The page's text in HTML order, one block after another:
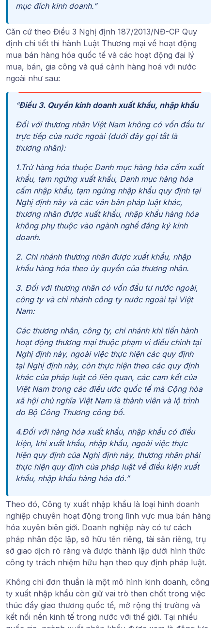
mục đích kinh doanh.”
Căn cứ theo Điều 3 Nghị định 187/2013/NĐ-CP Quy
định chi tiết thi hành Luật Thương mại về hoạt động
mua bán hàng hóa quốc tế và các hoạt động đại lý
mua, bán, gia công và quá cảnh hàng hoá với nước
ngoài như sau:
“Điều 3. Quyền kinh doanh xuất khẩu, nhập khẩu
Đối với thương nhân Việt Nam không có vốn đầu tư
trực tiếp của nước ngoài (dưới đây gọi tắt là
thương nhân):
1.Trừ hàng hóa thuộc Danh mục hàng hóa cấm xuất
khẩu, tạm ngừng xuất khẩu, Danh mục hàng hóa
cấm nhập khẩu, tạm ngừng nhập khẩu quy định tại
Nghị định này và các văn bản pháp luật khác,
thương nhân được xuất khẩu, nhập khẩu hàng hóa
không phụ thuộc vào ngành nghề đăng ký kinh
doanh.
2. Chi nhánh thương nhân được xuất khẩu, nhập
khẩu hàng hóa theo ủy quyền của thương nhân.
3. Đối với thương nhân có vốn đầu tư nước ngoài,
công ty và chi nhánh công ty nước ngoài tại Việt
Nam:
Các thương nhân, công ty, chi nhánh khi tiến hành
hoạt động thương mại thuộc phạm vi điều chỉnh tại
Nghị định này, ngoài việc thực hiện các quy định
tại Nghị định này, còn thực hiện theo các quy định
khác của pháp luật có liên quan, các cam kết của
Việt Nam trong các điều ước quốc tế mà Cộng hòa
xã hội chủ nghĩa Việt Nam là thành viên và lộ trình
do Bộ Công Thương công bố.
4.Đối với hàng hóa xuất khẩu, nhập khẩu có điều
kiện, khi xuất khẩu, nhập khẩu, ngoài việc thực
hiện quy định của Nghị định này, thương nhân phải
thực hiện quy định của pháp luật về điều kiện xuất
khẩu, nhập khẩu hàng hóa đó.”
Theo đó, Công ty xuất nhập khẩu là loại hình doanh
nghiệp chuyên hoạt động trong lĩnh vực mua bán hàng
hóa xuyên biên giới. Doanh nghiệp này có tư cách
pháp nhân độc lập, sở hữu tên riêng, tài sản riêng, trụ
sở giao dịch rõ ràng và được thành lập dưới hình thức
công ty trách nhiệm hữu hạn theo quy định pháp luật.
Không chỉ đơn thuần là một mô hình kinh doanh, công
ty xuất nhập khẩu còn giữ vai trò then chốt trong việc
thúc đẩy giao thương quốc tế, mở rộng thị trường và
kết nối nền kinh tế trong nước với thế giới. Tại nhiều